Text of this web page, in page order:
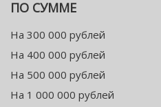
ПО СУММЕ
На 300 000 рублей
На 400 000 рублей
На 500 000 рублей
На 1 000 000 рублей